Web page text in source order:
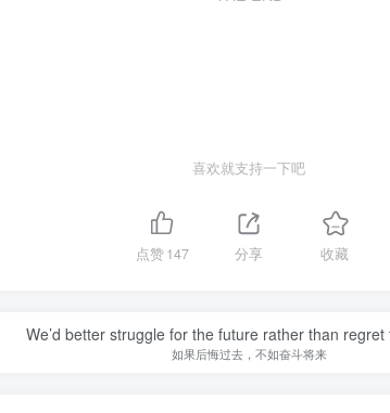
喜欢就支持一下吧
点赞147 分享 收藏
We’d better struggle for the future rather than
如果后悔过去，不如奋斗将来